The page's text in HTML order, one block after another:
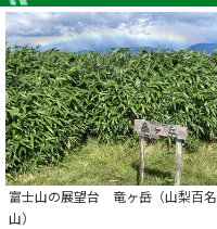
富士山の展望台 竜ヶ岳（山梨百名
山）